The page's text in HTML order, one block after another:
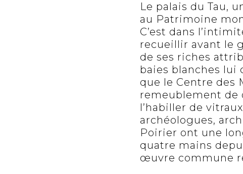
Le palais du Tau,
au Patrimoine
C’est dans
recueillir avant le
de ses riches
baies blanches lui
que le Centre des
remeublement de
l’habiller de
archéologues,
Poirier ont une
quatre mains
œuvre commune